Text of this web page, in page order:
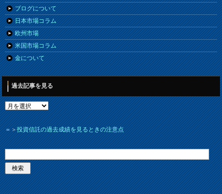
ブログについて
日本市場コラム
欧州市場
米国市場コラム
金について
過去記事を見る
＝＞投資信託の過去成績を見るときの注意点